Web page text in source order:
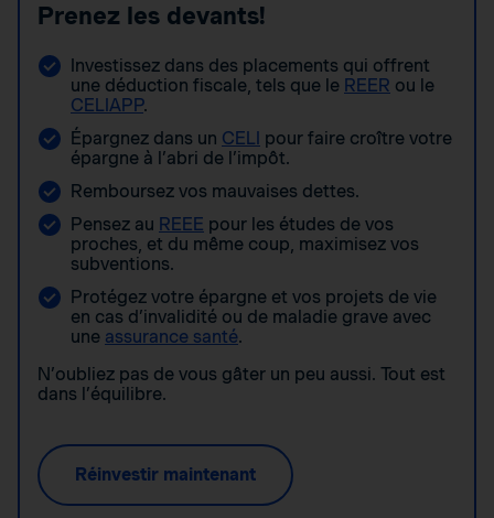
Prenez les devants!
Investissez dans des placements qui offrent
une déduction fiscale, tels que le REER ou le
CELIAPP.
Épargnez dans un CELI pour faire croître votre
épargne à l’abri de l’impôt.
Remboursez vos mauvaises dettes.
Pensez au REEE pour les études de vos
proches, et du même coup, maximisez vos
subventions.
Protégez votre épargne et vos projets de vie
en cas d’invalidité ou de maladie grave avec
une assurance santé.
N’oubliez pas de vous gâter un peu aussi. Tout est
dans l’équilibre.
Réinvestir maintenant